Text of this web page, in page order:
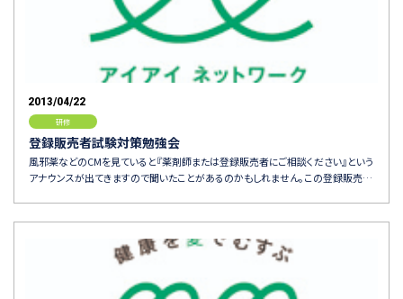
2013/04/22
研修
登録販売者試験対策勉強会
風邪薬などのCMを見ていると『薬剤師または登録販売者にご相談ください』という
アナウンスが出てきますので聞いたことがあるのかもしれません。この登録販売…